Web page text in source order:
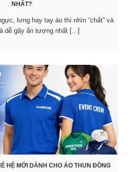
NHẤT?
lưng hay tay áo thì nhìn “chất” và
dễ gây ấn tượng nhất [...]
HỆ MỚI DÀNH CHO ÁO THUN ĐỒNG